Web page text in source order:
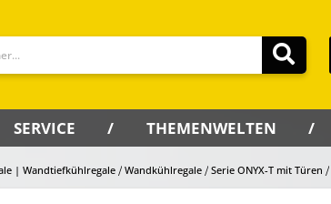
SERVICE THEMENWELTEN
| Wandtiefkühlregale Wandkühlregale Serie ONYX-T mit Türen